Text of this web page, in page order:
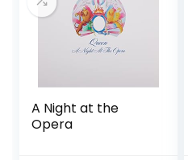
A Night at the
Opera